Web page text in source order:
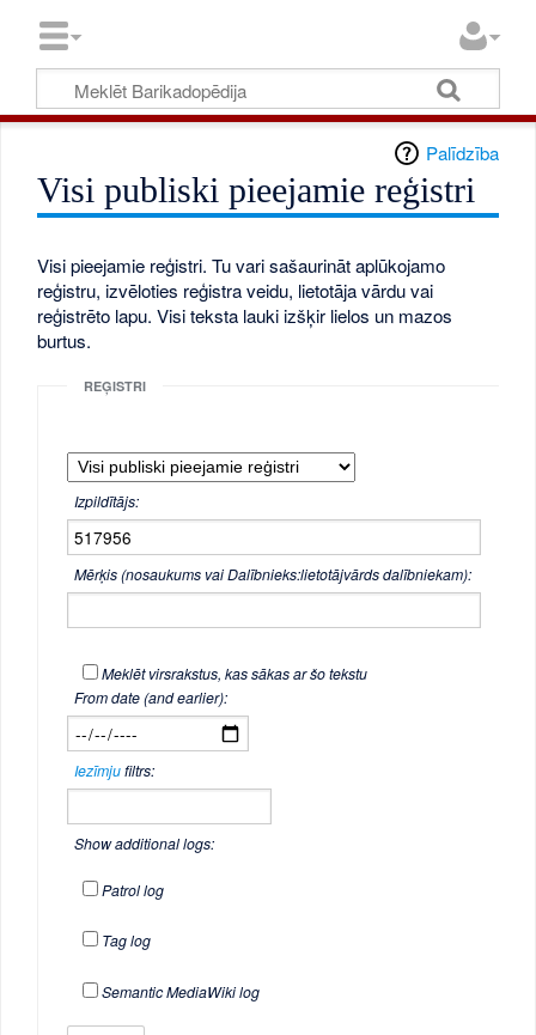
Palīdzība
Visi publiski pieejamie reģistri
Visi pieejamie reģistri. Tu vari sašaurināt aplūkojamo
reģistru, izvēloties reģistra veidu, lietotāja vārdu vai
reģistrēto lapu. Visi teksta lauki izšķir lielos un mazos
burtus.
REĢISTRI
Izpildītājs:
Mērķis (nosaukums vai Dalībnieks:lietotājvārds dalībniekam):
Meklēt virsrakstus, kas sākas ar šo tekstu
From date (and earlier):
Iezīmjufiltrs:
Show additional logs:
Patrol log
Tag log
Semantic MediaWiki log